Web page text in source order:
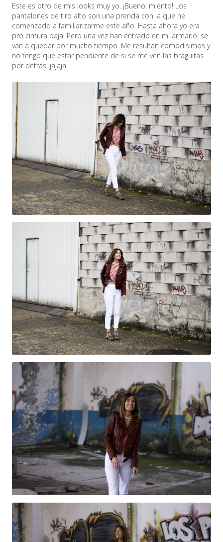
Este es otro de mis looks muy yo. ¡Bueno, miento! Los
pantalones de tiro alto son una prenda con la que he
comenzado a familiarizarme este año. Hasta ahora yo era
pro cintura baja. Pero una vez han entrado en mi armario, se
van a quedar por mucho tiempo. Me resultan comodísimos y
no tengo que estar pendiente de si se me ven las braguitas
por detrás, jajaja.